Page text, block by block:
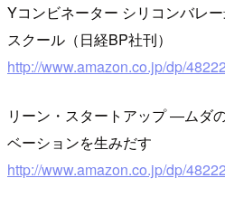
Yコンビネーター シリコンバレ
スクール（日経BP社刊）
http://www.amazon.co.jp/dp/
リーン・スタートアップ ―ムダ
ベーションを生みだす
http://www.amazon.co.jp/dp/